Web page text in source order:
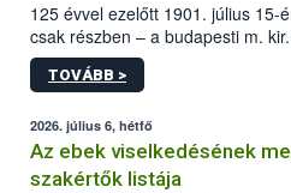
125 évvel ezelőtt 1901. július 15-
csak részben – a budapesti m.
állomás a Kis Rókus utca 15.
tervezett új épületébe.
TOVÁBB >
2026. július 6, hétfő
Az ebek viselkedésének
szakértők listája